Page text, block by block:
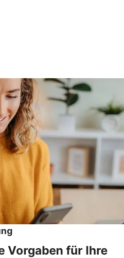
Vorgaben für Ihre